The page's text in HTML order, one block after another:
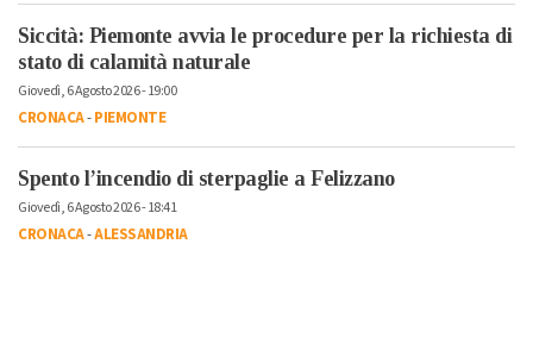
Siccità: Piemonte avvia le procedure per la richiesta di
stato di calamità naturale
Giovedì, 6 Agosto 2026 - 19:00
CRONACA-PIEMONTE
Spento l’incendio di sterpaglie a Felizzano
Giovedì, 6 Agosto 2026 - 18:41
CRONACA-ALESSANDRIA